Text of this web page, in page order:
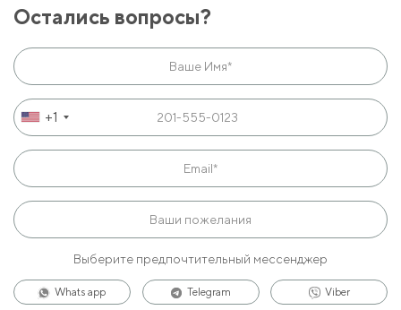
Остались вопросы?
+1
Выберите предпочтительный мессенджер
Whats app Telegram Viber